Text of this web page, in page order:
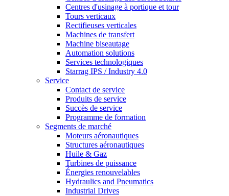
Centres d'usinage à portique et tour
Tours verticaux
Rectifieuses verticales
Machines de transfert
Machine biseautage
Automation solutions
Services technologiques
Starrag IPS / Industry 4.0
Service
Contact de service
Produits de service
Succès de service
Programme de formation
Segments de marché
Moteurs aéronautiques
Structures aéronautiques
Huile & Gaz
Turbines de puissance
Énergies renouvelables
Hydraulics and Pneumatics
Industrial Drives